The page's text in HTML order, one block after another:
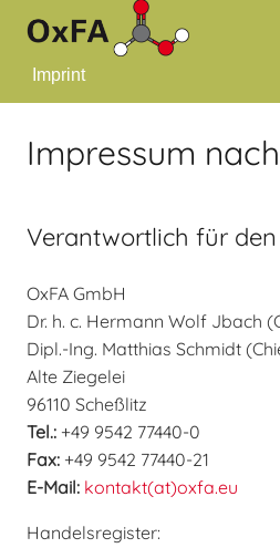
Imprint
Impressum
Verantwortlich für
OxFA GmbH
Dr. h. c. Hermann Wolf Jbach
Dipl.-Ing. Matthias Schmidt
Alte Ziegelei
96110 Scheßlitz
Tel.: +49 9542 77440-0
Fax: +49 9542 77440-21
E-Mail: kontakt(at)oxfa.eu
Handelsregister: